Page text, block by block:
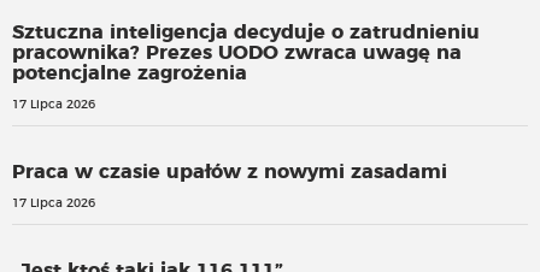
Sztuczna inteligencja decyduje o zatrudnieniu
pracownika? Prezes UODO zwraca uwagę na
potencjalne zagrożenia
17 Lipca 2026
Praca w czasie upałów z nowymi zasadami
17 Lipca 2026